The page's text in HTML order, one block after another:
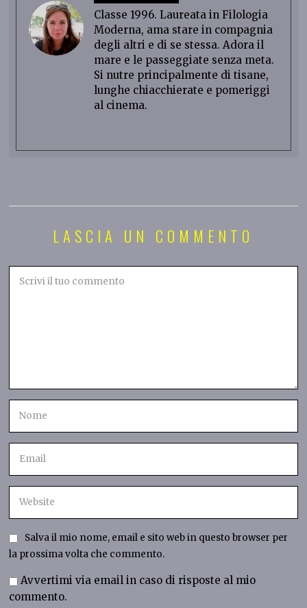
Classe 1996. Laureata in Filologia
Moderna, ama stare in compagnia
degli altri e di se stessa. Adora il
mare e le passeggiate senza meta.
Si nutre principalmente di tisane,
lunghe chiacchierate e pomeriggi
al cinema.
LASCIA UN COMMENTO
Salva il mio nome, email e sito web in questo browser per
la prossima volta che commento.
Avvertimi via email in caso di risposte al mio
commento.